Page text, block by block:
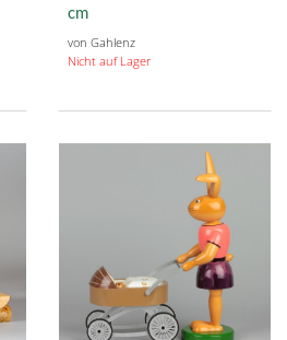
cm
von Gahlenz
Nicht auf Lager